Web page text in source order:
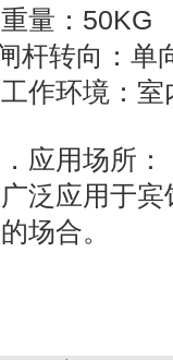
量：50KG
杆转向：单
作环境：室
应用场所：
泛应用于
场合。